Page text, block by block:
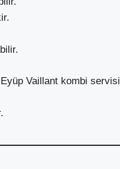
Eyüp Vaillant kombi servisi